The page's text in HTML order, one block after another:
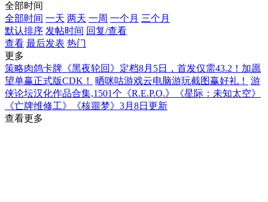
全部时间
全部时间 一天 两天 一周 一个月 三个月
默认排序 发帖时间 回复/查看
查看 最后发表 热门
更多
策略肉鸽卡牌《黑夜轮回》定档8月5日，首发仅需43.2！加愿
望单赢正式版CDK！
晒咪咕游戏云电脑游玩截图赢好礼！
游
侠论坛汉化作品合集,1501个《R.E.P.O.》《星际：未知太空》
《亡牌维修工》《核噩梦》3月8日更新
查看更多